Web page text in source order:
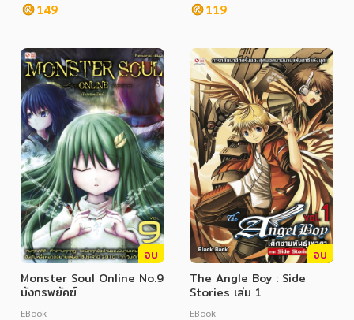
149 119
จบ
Monster Soul Online No.9
มังกรพยัคฆ์
EBook
จบ
The Angle Boy : Side
Stories เล่ม 1
EBook